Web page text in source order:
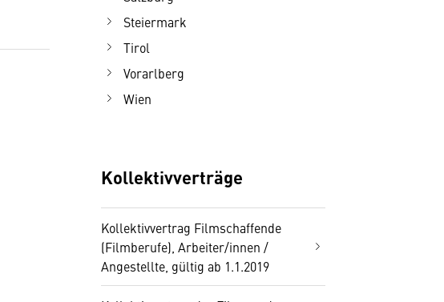
Steiermark
Tirol
Vorarlberg
Wien
Kollektivverträge
Kollektivvertrag Filmschaffende
(Filmberufe), Arbeiter/innen /
Angestellte, gültig ab 1.1.2019